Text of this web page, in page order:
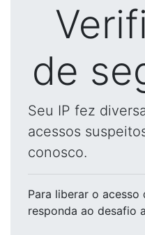
de
Seu IP fez
acessos
conosco.
Para liberar o acesso
responda ao desafio